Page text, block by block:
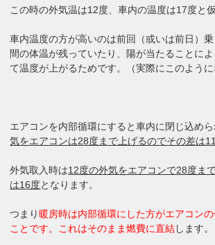
この時の外気温は12度、車内の温度は17度と
車内温度の方が高いのは前回（或いは前日）
間の体温が残っていたり、陽が当たることに
て温度が上がるためです。（実際にこのように
エアコンを内部循環にすると車内に閉じ込め
気をエアコンは28度まで上げるのでその差は11
外気取入時は12度の外気をエアコンで28度ま
は16度となります。
つまり暖房時は内部循環にした方がエアコン
ことです。これはそのまま燃費に直結します。